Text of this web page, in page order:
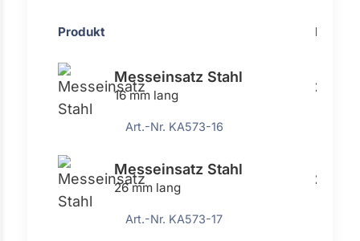
Produkt Preis
Messeinsatz Stahl
16 mm lang
2,97 €
Art.-Nr. KA573-16
Messeinsatz Stahl
26 mm lang
2,97 €
Art.-Nr. KA573-17